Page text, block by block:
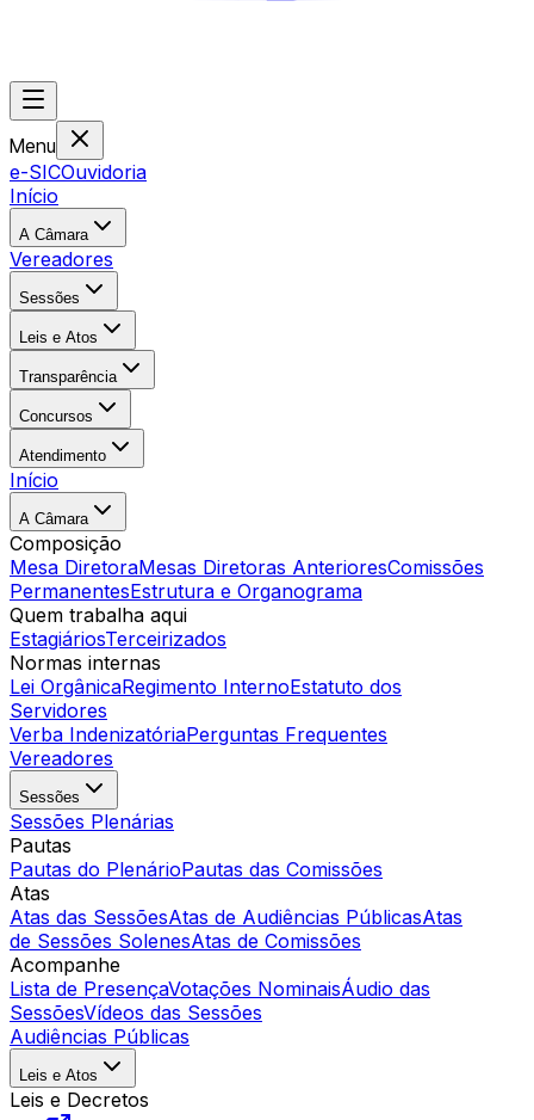
Menu
e-SICOuvidoria
Início
A Câmara
Vereadores
Sessões
Leis e Atos
Transparência
Concursos
Atendimento
Início
A Câmara
Composição
Mesa DiretoraMesas Diretoras AnterioresComissões
PermanentesEstrutura e Organograma
Quem trabalha aqui
EstagiáriosTerceirizados
Normas internas
Lei OrgânicaRegimento InternoEstatuto dos
Servidores
Verba IndenizatóriaPerguntas Frequentes
Vereadores
Sessões
Sessões Plenárias
Pautas
Pautas do PlenárioPautas das Comissões
Atas
Atas das SessõesAtas de Audiências PúblicasAtas
de Sessões SolenesAtas de Comissões
Acompanhe
Lista de PresençaVotações NominaisÁudio das
SessõesVídeos das Sessões
Audiências Públicas
Leis e Atos
Leis e Decretos